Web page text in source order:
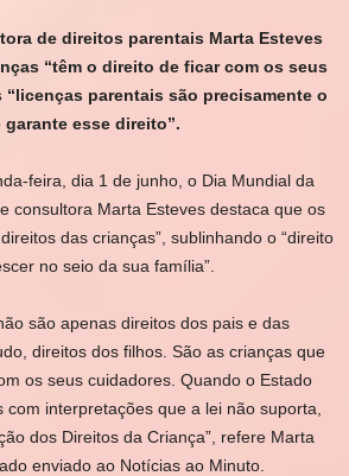
de direitos parentais Marta Esteves
“têm o direito de ficar com os seus
“licenças parentais são precisamente o
esse direito”.
feira, dia 1 de junho, o Dia Mundial da
consultora Marta Esteves destaca que os
das crianças”, sublinhando o “direito
no seio da sua família”.
são apenas direitos dos pais e das
direitos dos filhos. São as crianças que
os seus cuidadores . Quando o Estado
com interpretações que a lei não suporta,
dos Direitos da Criança”, refere Marta
enviado ao Notícias ao Minuto